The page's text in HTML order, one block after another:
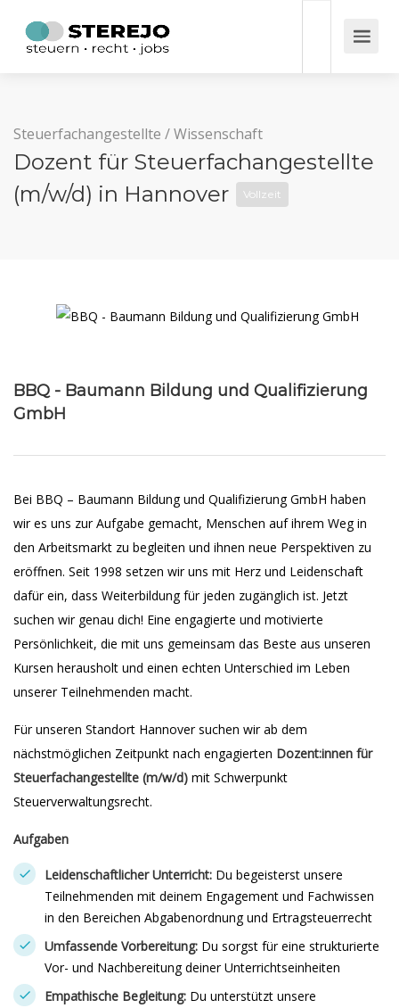
Steuerfachangestellte /Wissenschaft
Dozent für Steuerfachangestellte
(m/w/d) in Hannover
Vollzeit
BBQ - Baumann Bildung und Qualifizierung
GmbH
Bei BBQ – Baumann Bildung und Qualifizierung GmbH haben
wir es uns zur Aufgabe gemacht, Menschen auf ihrem Weg in
den Arbeitsmarkt zu begleiten und ihnen neue Perspektiven zu
eröffnen. Seit 1998 setzen wir uns mit Herz und Leidenschaft
dafür ein, dass Weiterbildung für jeden zugänglich ist. Jetzt
suchen wir genau dich! Eine engagierte und motivierte
Persönlichkeit, die mit uns gemeinsam das Beste aus unseren
Kursen herausholt und einen echten Unterschied im Leben
unserer Teilnehmenden macht.
Für unseren Standort Hannover suchen wir ab dem
nächstmöglichen Zeitpunkt nach engagierten Dozent:innen für
Steuerfachangestellte (m/w/d) mit Schwerpunkt
Steuerverwaltungsrecht.
Aufgaben
Leidenschaftlicher Unterricht: Du begeisterst unsere
Teilnehmenden mit deinem Engagement und Fachwissen
in den Bereichen Abgabenordnung und Ertragsteuerrecht
Umfassende Vorbereitung: Du sorgst für eine strukturierte
Vor- und Nachbereitung deiner Unterrichtseinheiten
Empathische Begleitung: Du unterstützt unsere